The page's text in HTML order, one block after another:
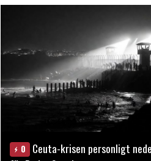
0
Ceuta-krisen personligt